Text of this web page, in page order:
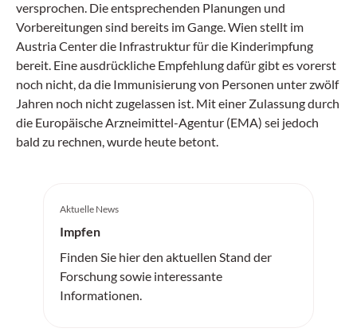
versprochen. Die entsprechenden Planungen und
Vorbereitungen sind bereits im Gange. Wien stellt im
Austria Center die Infrastruktur für die Kinderimpfung
bereit. Eine ausdrückliche Empfehlung dafür gibt es vorerst
noch nicht, da die Immunisierung von Personen unter zwölf
Jahren noch nicht zugelassen ist. Mit einer Zulassung durch
die Europäische Arzneimittel-Agentur (EMA) sei jedoch
bald zu rechnen, wurde heute betont.
Aktuelle News
Impfen
Finden Sie hier den aktuellen Stand der
Forschung sowie interessante
Informationen.